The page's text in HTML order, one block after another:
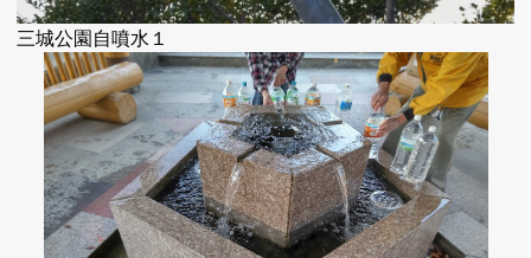
三城公園自噴水１